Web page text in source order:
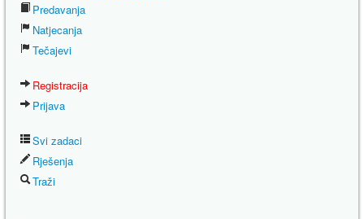
Predavanja
Natjecanja
Tečajevi
Registracija
Prijava
Svi zadaci
Rješenja
Traži